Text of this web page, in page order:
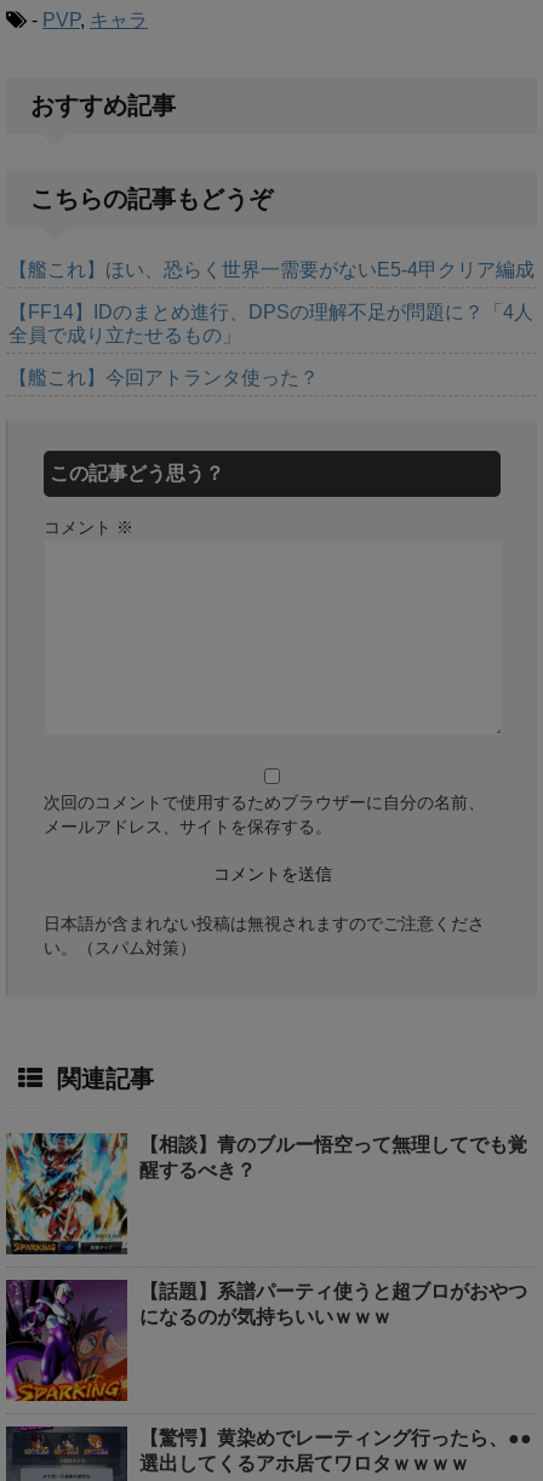
- PVP, キャラ
おすすめ記事
こちらの記事もどうぞ
【艦これ】ほい、恐らく世界一需要がないE5-4甲クリア編成
【FF14】IDのまとめ進行、DPSの理解不足が問題に？「4人
全員で成り立たせるもの」
【艦これ】今回アトランタ使った？
この記事どう思う？
コメント ※
次回のコメントで使用するためブラウザーに自分の名前、
メールアドレス、サイトを保存する。
日本語が含まれない投稿は無視されますのでご注意くださ
い。（スパム対策）
関連記事
【相談】青のブルー悟空って無理してでも覚
醒するべき？
【話題】系譜パーティ使うと超ブロがおやつ
になるのが気持ちいいｗｗｗ
【驚愕】黄染めでレーティング行ったら、●●
選出してくるアホ居てワロタｗｗｗｗ